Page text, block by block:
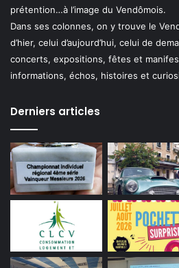
prétention…à l’image du Vendômois.
Dans ses colonnes, on y trouve le
d’hier, celui d’aujourd’hui, celui de
concerts, expositions, fêtes et
informations, échos, histoires et
Derniers articles